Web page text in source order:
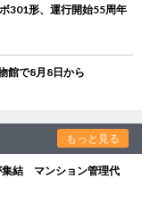
301形、運行開始55周年
館で8月8日から
もっと見る
集結 マンション管理代